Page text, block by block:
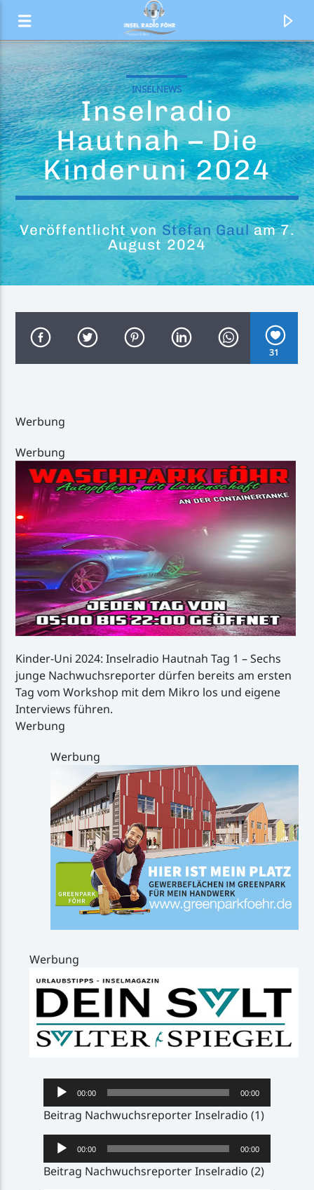
Aktueller Titel
Call Me Up
Handystream
INSELNEWS
Inselradio
Hautnah – Die
Kinderuni 2024
Veröffentlicht von Stefan Gaulam 7.
August 2024
31
Werbung
Werbung
Kinder-Uni 2024: Inselradio Hautnah Tag 1 – Sechs
junge Nachwuchsreporter dürfen bereits am ersten
Tag vom Workshop mit dem Mikro los und eigene
Interviews führen.
Werbung
Werbung
Werbung
Audio-
Player
00:00 00:00
Beitrag Nachwuchsreporter Inselradio (1)
Audio-
Player
00:00 00:00
Beitrag Nachwuchsreporter Inselradio (2)